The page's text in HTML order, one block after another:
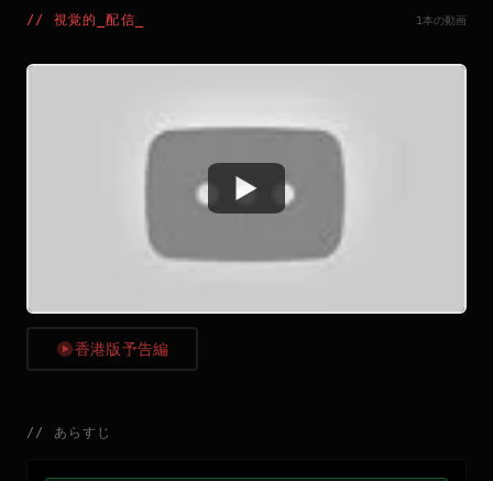
// 視覚的_配信 1本の動画
Watch
香港版予告編
// あらすじ